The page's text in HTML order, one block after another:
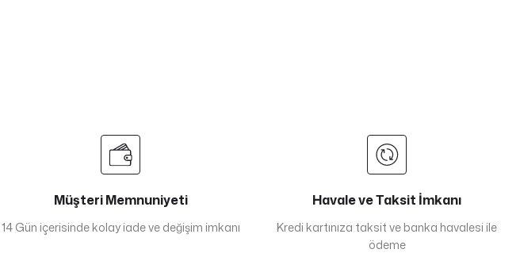
Müşteri Memnuniyeti
14 Gün içerisinde kolay iade ve değişim imkanı
Havale ve Taksit İmkanı
Kredi kartınıza taksit ve banka havalesi ile
ödeme